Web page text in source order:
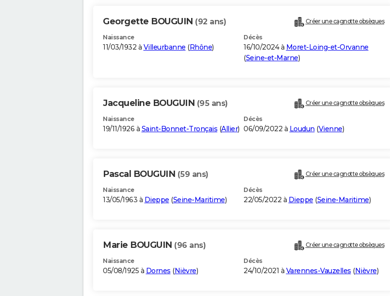
Georgette BOUGUIN (92 ans) Créer une cagnotte obsèques
Naissance
11/03/1932 à Villeurbanne (Rhône)
Décès
16/10/2024 à Moret-Loing-et-Orvanne
(Seine-et-Marne)
Jacqueline BOUGUIN (95 ans) Créer une cagnotte obsèques
Naissance
19/11/1926 à Saint-Bonnet-Tronçais (Allier)
Décès
06/09/2022 à Loudun (Vienne)
Pascal BOUGUIN (59 ans) Créer une cagnotte obsèques
Naissance
13/05/1963 à Dieppe (Seine-Maritime)
Décès
22/05/2022 à Dieppe (Seine-Maritime)
Marie BOUGUIN (96 ans) Créer une cagnotte obsèques
Naissance
05/08/1925 à Dornes (Nièvre)
Décès
24/10/2021 à Varennes-Vauzelles (Nièvre)